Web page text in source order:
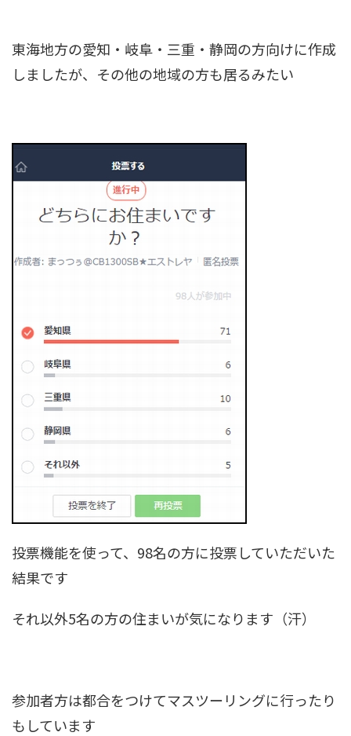
東海地方の愛知・岐阜・三重・静岡の方向けに作成
しましたが、その他の地域の方も居るみたい
投票機能を使って、98名の方に投票していただいた
結果です
それ以外5名の方の住まいが気になります（汗）
参加者方は都合をつけてマスツーリングに行ったり
もしています